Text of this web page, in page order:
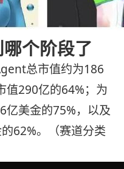
个阶段了
总市值约为186
值290亿的64%；为
亿美金的75%，以及
62%。（赛道分类